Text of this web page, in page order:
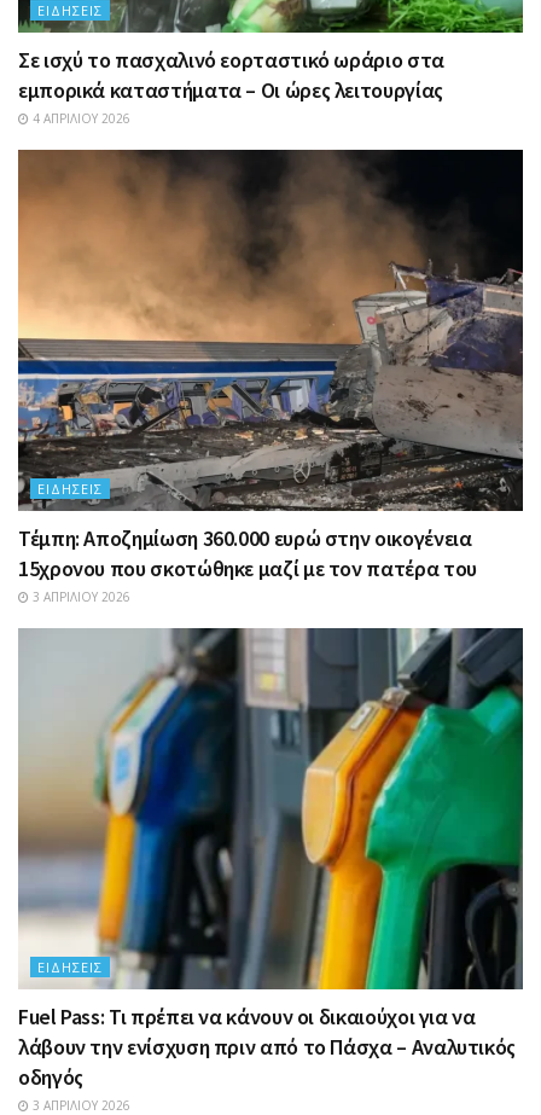
ΕΙΔΉΣΕΙΣ
Σε ισχύ το πασχαλινό εορταστικό ωράριο στα
εμπορικά καταστήματα – Οι ώρες λειτουργίας
4 ΑΠΡΙΛΊΟΥ 2026
ΕΙΔΉΣΕΙΣ
Τέμπη: Αποζημίωση 360.000 ευρώ στην οικογένεια
15χρονου που σκοτώθηκε μαζί με τον πατέρα του
3 ΑΠΡΙΛΊΟΥ 2026
ΕΙΔΉΣΕΙΣ
Fuel Pass: Τι πρέπει να κάνουν οι δικαιούχοι για να
λάβουν την ενίσχυση πριν από το Πάσχα – Αναλυτικός
οδηγός
3 ΑΠΡΙΛΊΟΥ 2026